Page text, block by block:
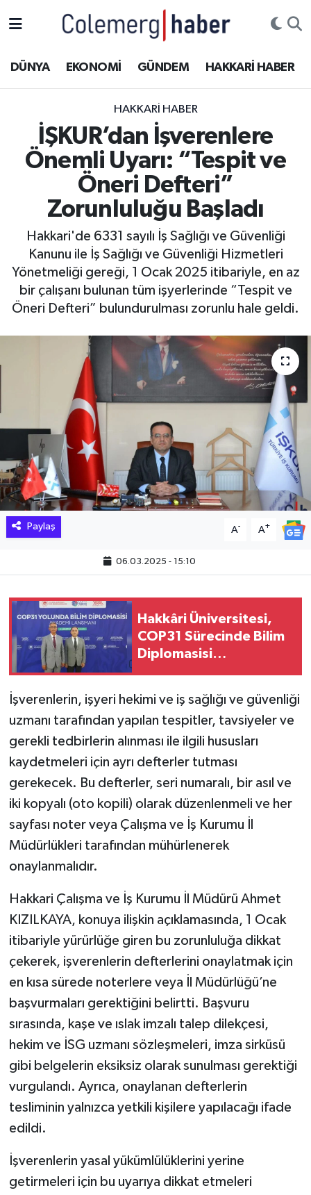
DÜNYA EKONOMİ GÜNDEM HAKKARİ HABER
HAKKARI HABER
İŞKUR’dan İşverenlere
Önemli Uyarı: “Tespit ve
Öneri Defteri”
Zorunluluğu Başladı
Hakkari'de 6331 sayılı İş Sağlığı ve Güvenliği
Kanunu ile İş Sağlığı ve Güvenliği Hizmetleri
Yönetmeliği gereği, 1 Ocak 2025 itibariyle, en az
bir çalışanı bulunan tüm işyerlerinde “Tespit ve
Öneri Defteri” bulundurulması zorunlu hale geldi.
Paylaş A- A+
06.03.2025 - 15:10
Hakkâri Üniversitesi,
COP31 Sürecinde Bilim
Diplomasisi
İşverenlerin, işyeri hekimi ve iş sağlığı ve güvenliği
uzmanı tarafından yapılan tespitler, tavsiyeler ve
gerekli tedbirlerin alınması ile ilgili hususları
kaydetmeleri için ayrı defterler tutması
gerekecek. Bu defterler, seri numaralı, bir asıl ve
iki kopyalı (oto kopili) olarak düzenlenmeli ve her
sayfası noter veya Çalışma ve İş Kurumu İl
Müdürlükleri tarafından mühürlenerek
onaylanmalıdır.
Hakkari Çalışma ve İş Kurumu İl Müdürü Ahmet
KIZILKAYA, konuya ilişkin açıklamasında, 1 Ocak
itibariyle yürürlüğe giren bu zorunluluğa dikkat
çekerek, işverenlerin defterlerini onaylatmak için
en kısa sürede noterlere veya İl Müdürlüğü’ne
başvurmaları gerektiğini belirtti. Başvuru
sırasında, kaşe ve ıslak imzalı talep dilekçesi,
hekim ve İSG uzmanı sözleşmeleri, imza sirküsü
gibi belgelerin eksiksiz olarak sunulması gerektiği
vurgulandı. Ayrıca, onaylanan defterlerin
tesliminin yalnızca yetkili kişilere yapılacağı ifade
edildi.
İşverenlerin yasal yükümlülüklerini yerine
getirmeleri için bu uyarıya dikkat etmeleri
ASAYİŞ
ÇOCUK
DOĞA
EĞİTİM
EKONOMİ
GÜNDEM
Hakkari Haber
İLGİNÇ HABERLER
KADIN
KÜLTÜR SANAT
MAGAZİN
MAKALE
SAĞLIK
SİYASET
TARİH
TEKNOLOJİ
YAŞAM
Hakkâri Hava Durumu
Hakkari Namaz Vakitleri
Hakkâri Trafik Yoğunluk Haritası
Süper Lig Puan Durumu ve Fikstür
Tüm Manşetler
Son Dakika Haberleri
Haber Arşivi